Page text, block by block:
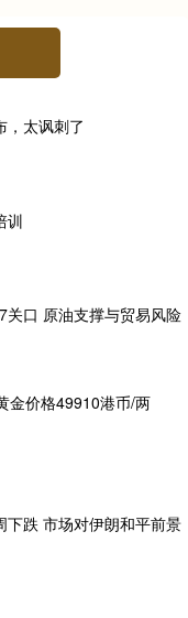
，太讽刺了
训
口 原油支撑与贸易风险
金价格49910港币/两
跌 市场对伊朗和平前景